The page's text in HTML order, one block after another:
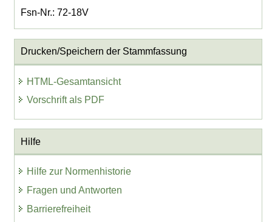
Fsn-Nr.: 72-18V
Drucken/Speichern der Stammfassung
HTML-Gesamtansicht
Vorschrift als PDF
Hilfe
Hilfe zur Normenhistorie
Fragen und Antworten
Barrierefreiheit